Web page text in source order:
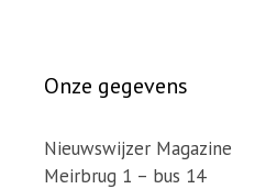
Onze gegevens
Nieuwswijzer Magazine
Meirbrug 1 – bus 14